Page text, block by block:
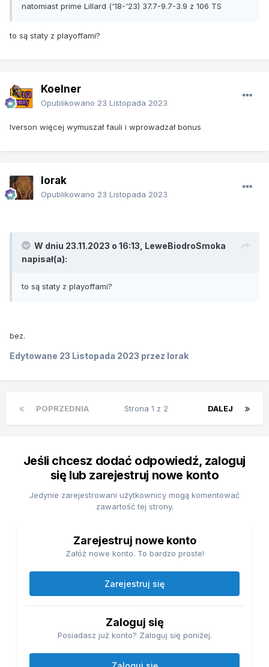
natomiast prime Lillard ('18-'23) 37.7-9.7-3.9 z 106 TS
to są staty z playoffami?
Koelner
Opublikowano 23 Listopada 2023
Iverson więcej wymuszał fauli i wprowadzał bonus
lorak
Opublikowano 23 Listopada 2023
W dniu 23.11.2023 o 16:13, LeweBiodroSmoka
napisał(a):
to są staty z playoffami?
bez.
Edytowane 23 Listopada 2023 przez lorak
POPRZEDNIA DALEJ
Strona 1 z 2
Jeśli chcesz dodać odpowiedź, zaloguj
się lub zarejestruj nowe konto
Jedynie zarejestrowani użytkownicy mogą komentować
zawartość tej strony.
Zarejestruj nowe konto
Załóż nowe konto. To bardzo proste!
Zarejestruj się
Zaloguj się
Posiadasz już konto? Zaloguj się poniżej.